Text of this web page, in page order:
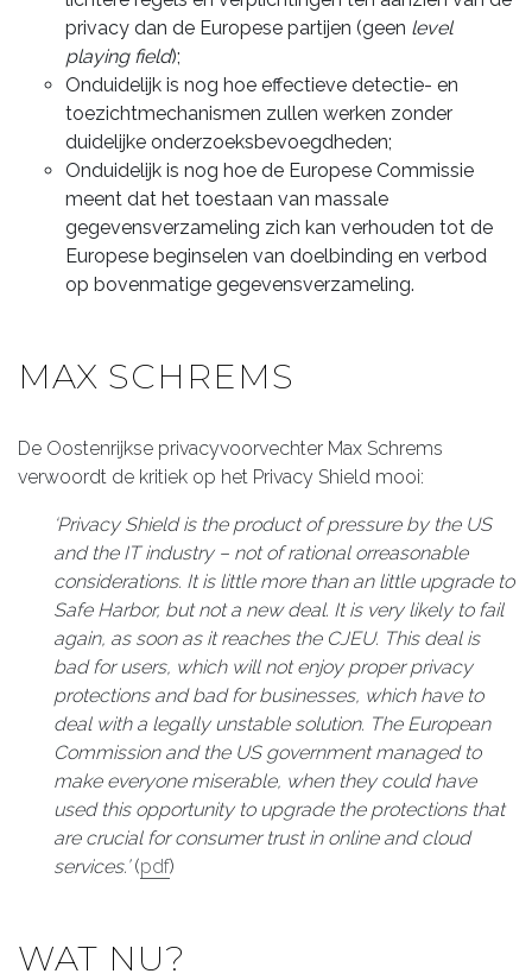
privacy dan de Europese partijen (geen level
playing field);
Onduidelijk is nog hoe effectieve detectie- en
toezichtmechanismen zullen werken zonder
duidelijke onderzoeksbevoegdheden;
Onduidelijk is nog hoe de Europese Commissie
meent dat het toestaan van massale
gegevensverzameling zich kan verhouden tot de
Europese beginselen van doelbinding en verbod
op bovenmatige gegevensverzameling.
MAX SCHREMS
De Oostenrijkse privacyvoorvechter Max Schrems
verwoordt de kritiek op het Privacy Shield mooi:
‘Privacy Shield is the product of pressure by the US
and the IT industry – not of rational orreasonable
considerations. It is little more than an little upgrade to
Safe Harbor, but not a new deal. It is very likely to fail
again, as soon as it reaches the CJEU. This deal is
bad for users, which will not enjoy proper privacy
protections and bad for businesses, which have to
deal with a legally unstable solution. The European
Commission and the US government managed to
make everyone miserable, when they could have
used this opportunity to upgrade the protections that
are crucial for consumer trust in online and cloud
services.’(pdf)
WAT NU?